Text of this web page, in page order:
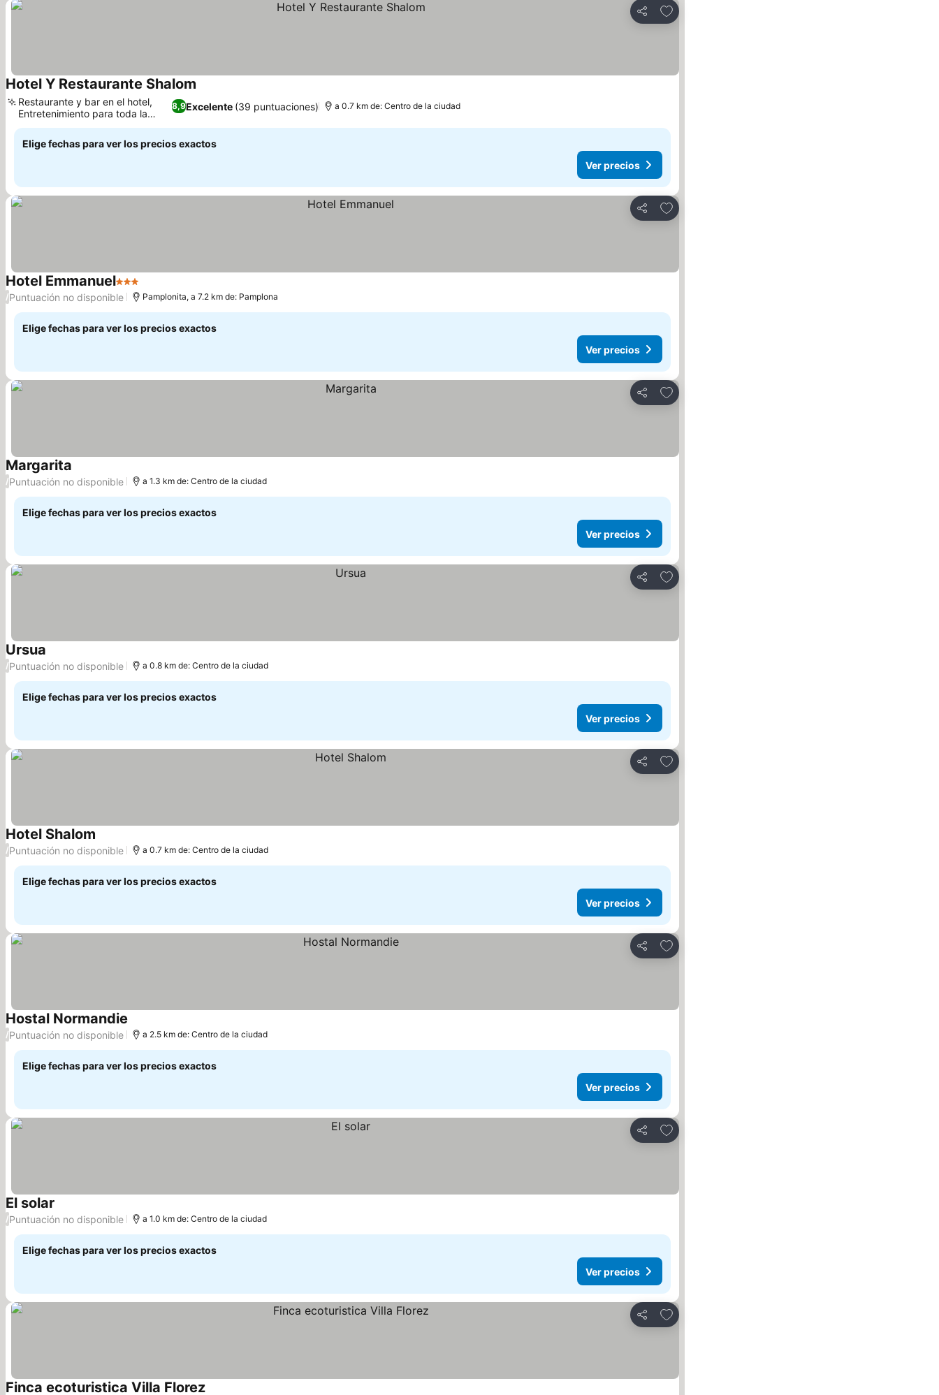
Compartir
Agregar a favoritos
Hotel Y Restaurante Shalom
8,9Excelente (39 puntuaciones)
Restaurante y bar en el hotel,
Entretenimiento para toda la
familia
a 0.7 km de: Centro de la ciudad
Elige fechas para ver los precios exactos
Ver precios
Compartir
Agregar a favoritos
Hotel Emmanuel3 Estrellas
/Puntuación no disponible Pamplonita, a 7.2 km de: Pamplona
Elige fechas para ver los precios exactos
Ver precios
Compartir
Agregar a favoritos
Margarita
/Puntuación no disponible a 1.3 km de: Centro de la ciudad
Elige fechas para ver los precios exactos
Ver precios
Compartir
Agregar a favoritos
Ursua
/Puntuación no disponible a 0.8 km de: Centro de la ciudad
Elige fechas para ver los precios exactos
Ver precios
Compartir
Agregar a favoritos
Hotel Shalom Ver precios
/Puntuación no disponible a 0.7 km de: Centro de la ciudad
Elige fechas para ver los precios exactos
Ver precios
Compartir
Agregar a favoritos
Hostal Normandie Ver precios
/Puntuación no disponible a 2.5 km de: Centro de la ciudad
Elige fechas para ver los precios exactos
Ver precios
Compartir
Agregar a favoritos
El solar
/Puntuación no disponible a 1.0 km de: Centro de la ciudad
Elige fechas para ver los precios exactos
Ver precios
Compartir
Agregar a favoritos
Finca ecoturistica Villa Florez